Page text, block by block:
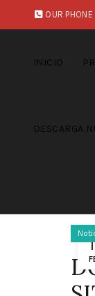
OUR PHONE
INICIO
DESCARGA